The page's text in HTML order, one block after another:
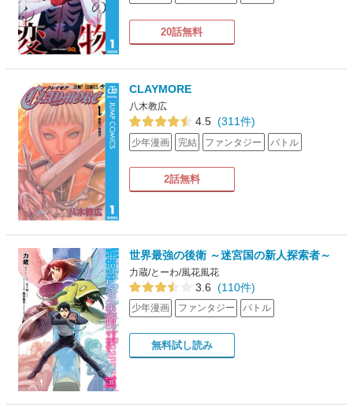
20話無料
CLAYMORE
八木教広
4.5 (311件)
少年漫画 完結 ファンタジー バトル
2話無料
世界最強の後衛 ～迷宮国の新人探索者～
力蔵/とーわ/風花風花
3.6 (110件)
少年漫画 ファンタジー バトル
無料試し読み